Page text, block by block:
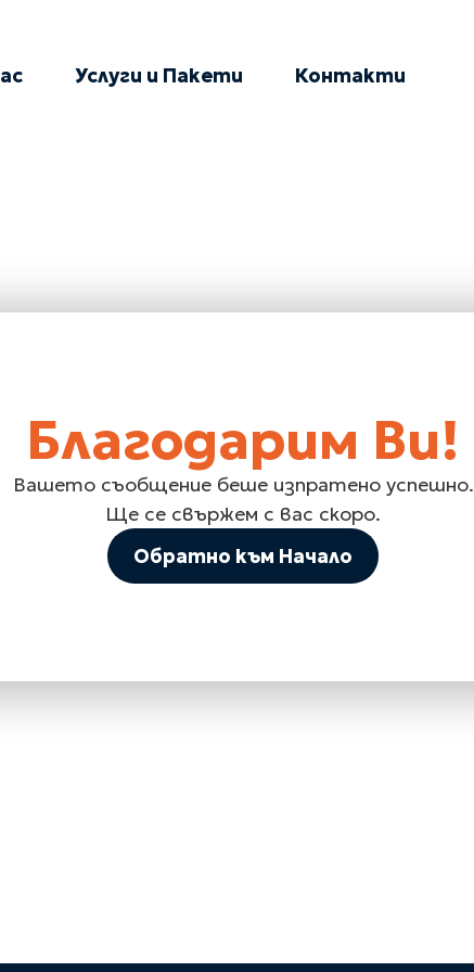
Услуги и Пакети Контакти
Благодарим Ви!
Вашето съобщение беше изпратено успешно.
Ще се свържем с вас скоро.
Обратно към Начало